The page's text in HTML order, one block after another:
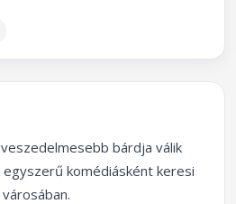
bárdja válik
komédiásként keresi